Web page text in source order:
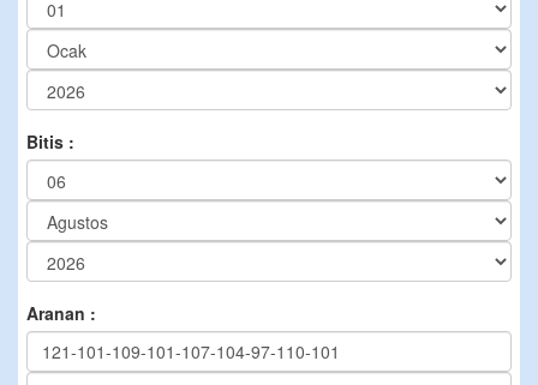
Bitis :
Aranan :